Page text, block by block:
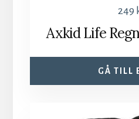
249
Axkid Life
GÅ TILL